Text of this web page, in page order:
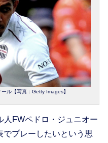
ル【写真：Getty Images】
FWペドロ・ジュニオー
でプレーしたいという思